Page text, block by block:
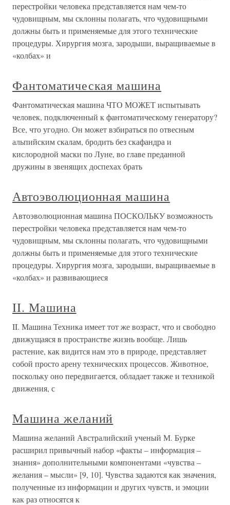
перестройки человека представляется нам чем-то
чудовищным, мы склонны полагать, что чудовищными
должны быть и применяемые для этого технические
процедуры. Хирургия мозга, зародыши, выращиваемые в
«колбах» и
Фантоматическая машина
Фантоматическая машина ЧТО МОЖЕТ испытывать
человек, подключенный к фантоматическому генератору?
Все, что угодно. Он может взбираться по отвесным
альпийским скалам, бродить без скафандра и
кислородной маски по Луне, во главе преданной
дружины в звенящих доспехах брать
Автоэволюционная машина
Автоэволюционная машина ПОСКОЛЬКУ возможность
перестройки человека представляется нам чем-то
чудовищным, мы склонны полагать, что чудовищными
должны быть и применяемые для этого технические
процедуры. Хирургия мозга, зародыши, выращиваемые в
«колбах» и развивающиеся
II. Машина
II. Машина Техника имеет тот же возраст, что и свободно
движущаяся в пространстве жизнь вообще. Лишь
растение, как видится нам это в природе, представляет
собой просто арену технических процессов. Животное,
поскольку оно передвигается, обладает также и техникой
движения, с
Машина желаний
Машина желаний Австралийский ученый М. Бурке
расширил привычный набор «факты – информация –
знания» дополнительными компонентами «чувства –
желания – мысли» [9, 10]. Чувства задаются как значения,
полученные из информации и других чувств, и эмоции
как раз относятся к